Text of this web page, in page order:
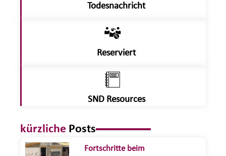
Todesnachricht
Reserviert
SND Resources
kürzliche Posts
Fortschritte beim